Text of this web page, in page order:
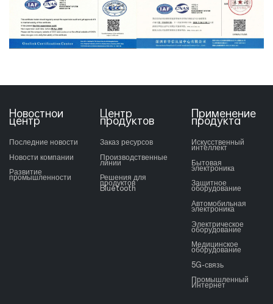
Новостной
центр
Последние новости
Новости компании
Развитие
промышленности
Центр
продуктов
Заказ ресурсов
Производственные
линии
Решения для
продуктов
Bluetooth
Применение
продукта
Искусственный
интеллект
Бытовая
электроника
Защитное
оборудование
Автомобильная
электроника
Электрическое
оборудование
Медицинское
оборудование
5G-связь
Промышленный
Интернет